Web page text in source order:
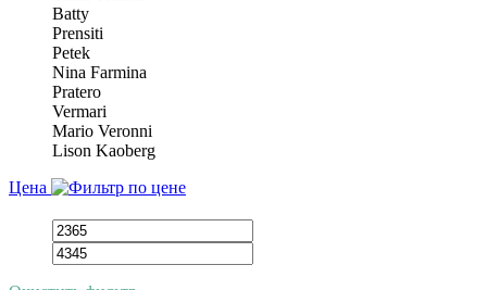
Batty
Prensiti
Petek
Nina Farmina
Pratero
Vermari
Mario Veronni
Lison Kaoberg
Цена